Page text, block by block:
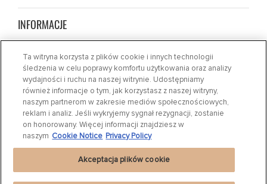
INFORMACJE
ZNAJDŹ SKLEP
WIADOMOŚCI
SKONTAKTUJ SIĘ Z NAMI
Ta witryna korzysta z plików cookie i innych technologii
śledzenia w celu poprawy komfortu użytkowania oraz analizy
wydajności i ruchu na naszej witrynie. Udostępniamy
również informacje o tym, jak korzystasz z naszej witryny,
naszym partnerom w zakresie mediów społecznościowych,
reklam i analiz. Jeśli wykryjemy sygnał rezygnacji, zostanie
on honorowany. Więcej informacji znajdziesz w
naszym Cookie Notice Privacy Policy
Akceptacja plików cookie